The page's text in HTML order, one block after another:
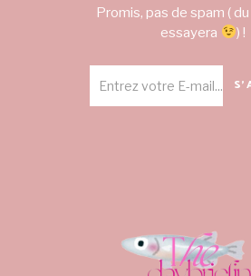
Promis, pas de spam (
essayera
) !